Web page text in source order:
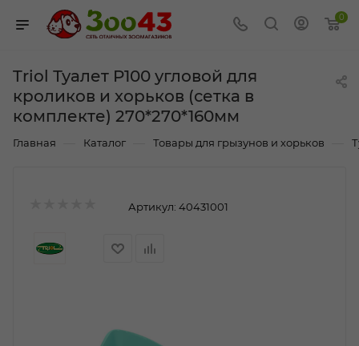
0
Triol Туалет P100 угловой для
кроликов и хорьков (сетка в
комплекте) 270*270*160мм
Главная Каталог Товары для грызунов и хорьков
Артикул: 40431001